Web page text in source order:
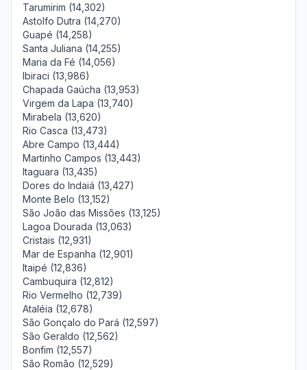
Tarumirim (14,302)
Astolfo Dutra (14,270)
Guapé (14,258)
Santa Juliana (14,255)
Maria da Fé (14,056)
Ibiraci (13,986)
Chapada Gaúcha (13,953)
Virgem da Lapa (13,740)
Mirabela (13,620)
Rio Casca (13,473)
Abre Campo (13,444)
Martinho Campos (13,443)
Itaguara (13,435)
Dores do Indaiá (13,427)
Monte Belo (13,152)
São João das Missões (13,125)
Lagoa Dourada (13,063)
Cristais (12,931)
Mar de Espanha (12,901)
Itaipé (12,836)
Cambuquira (12,812)
Rio Vermelho (12,739)
Ataléia (12,678)
São Gonçalo do Pará (12,597)
São Geraldo (12,562)
Bonfim (12,557)
São Romão (12,529)